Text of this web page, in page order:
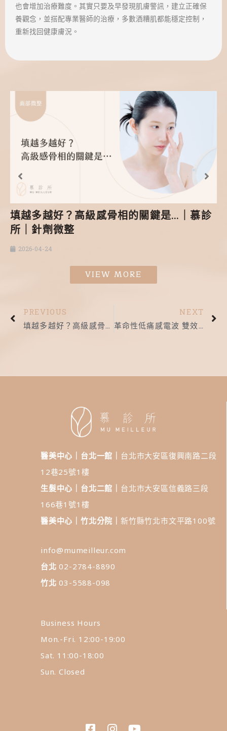
也會增加治療難度。其實只要及早發現肌膚警訊，建立正確保
養觀念，並搭配專業醫師的治療，多數酒糟肌都能穩定控制，
重新找回健康膚況。
填越多越好？高級感骨相的關鍵是…｜慕診
所｜針劑微整
2026-04-24
VIEW MORE
PREVIOUS
填越多越好？高級感骨相的關鍵是…｜慕診所｜針劑微整
NEXT
革命性低痛感電波 雙效緊膚更有感｜慕診所｜無雙電波
醫美中心｜台北一館｜ 台北市大安區復興南路二段
12巷25號1樓
生髮中心｜台北二館｜ 台北市大安區信義路三段
166巷1號1樓
醫美中心｜竹北分院｜ 新竹縣竹北市文平路100號
info@mumeilleur.com
台北 02-2784-8890
竹北03-5588-098
Business Hours
Mon.-Fri. 12:00-19:00
Sat. 11:00-18:00
Sun. Closed